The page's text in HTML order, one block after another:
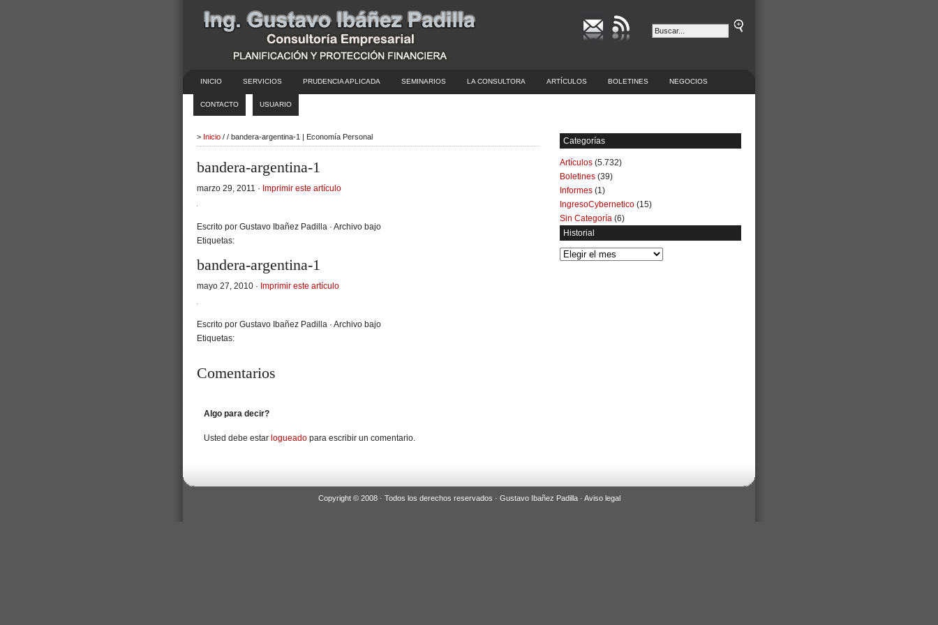
INICIO SERVICIOS PRUDENCIA APLICADA SEMINARIOS LA CONSULTORA ARTÍCULOS BOLETINES NEGOCIOS
CONTACTO USUARIO
> Inicio / / bandera-argentina-1 | Economía Personal
bandera-argentina-1
marzo 29, 2011 · Imprimir este artículo
Escrito por Gustavo Ibañez Padilla · Archivo bajo
Etiquetas:
bandera-argentina-1
mayo 27, 2010 · Imprimir este artículo
Escrito por Gustavo Ibañez Padilla · Archivo bajo
Etiquetas:
Comentarios
Algo para decir?
Usted debe estar logueado para escribir un comentario.
Categorías
Artículos (5.732)
Boletines (39)
Informes (1)
IngresoCybernetico (15)
Sin Categoría (6)
Historial
Historial
Copyright © 2008 · Todos los derechos reservados · Gustavo Ibañez Padilla · Aviso legal